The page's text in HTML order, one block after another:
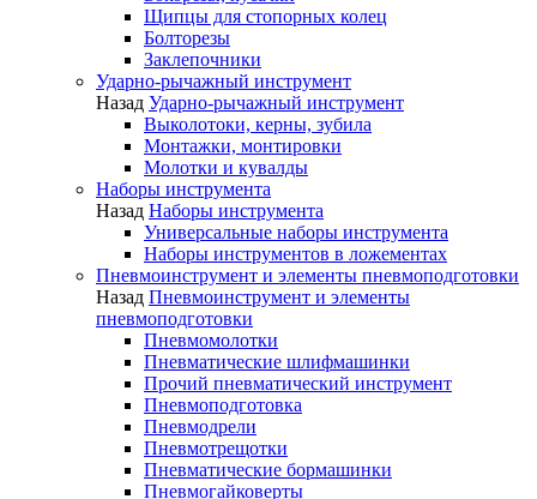
Щипцы для стопорных колец
Болторезы
Заклепочники
Ударно-рычажный инструмент
Назад Ударно-рычажный инструмент
Выколотоки, керны, зубила
Монтажки, монтировки
Молотки и кувалды
Наборы инструмента
Назад Наборы инструмента
Универсальные наборы инструмента
Наборы инструментов в ложементах
Пневмоинструмент и элементы пневмоподготовки
Назад Пневмоинструмент и элементы
пневмоподготовки
Пневмомолотки
Пневматические шлифмашинки
Прочий пневматический инструмент
Пневмоподготовка
Пневмодрели
Пневмотрещотки
Пневматические бормашинки
Пневмогайковерты